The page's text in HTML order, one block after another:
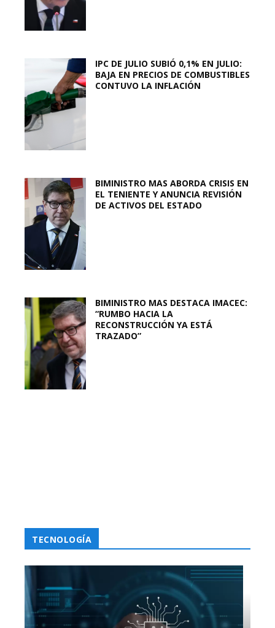
IPC DE JULIO SUBIÓ 0,1% EN JULIO:
BAJA EN PRECIOS DE COMBUSTIBLES
CONTUVO LA INFLACIÓN
BIMINISTRO MAS ABORDA CRISIS EN
EL TENIENTE Y ANUNCIA REVISIÓN
DE ACTIVOS DEL ESTADO
BIMINISTRO MAS DESTACA IMACEC:
“RUMBO HACIA LA
RECONSTRUCCIÓN YA ESTÁ
TRAZADO”
TECNOLOGÍA